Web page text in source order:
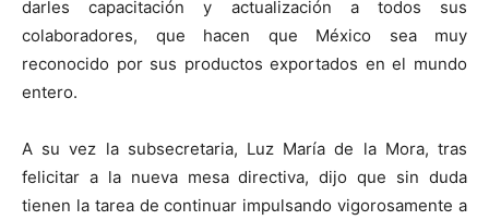
darles capacitación y actualización a todos sus
colaboradores, que hacen que México sea muy
reconocido por sus productos exportados en el mundo
entero.
A su vez la subsecretaria, Luz María de la Mora, tras
felicitar a la nueva mesa directiva, dijo que sin duda
tienen la tarea de continuar impulsando vigorosamente a